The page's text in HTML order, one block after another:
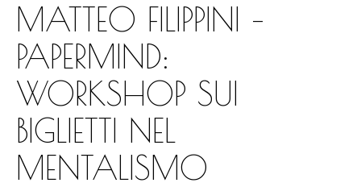
MATTEO FILIPPINI –
PAPERMIND:
WORKSHOP SUI
BIGLIETTI NEL
MENTALISMO